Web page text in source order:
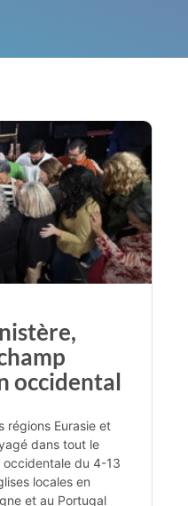
occidental
régions Eurasie et
dans tout le
du 4-13
locales en
et au Portugal